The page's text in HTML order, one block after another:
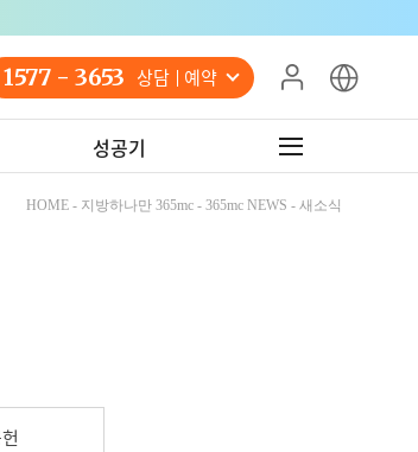
1577 - 3653 상담 예약
성공기
HOME - 지방하나만 365mc - 365mc NEWS - 새소식